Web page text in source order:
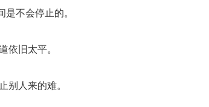
不会停止的。
依旧太平。
别人来的难。